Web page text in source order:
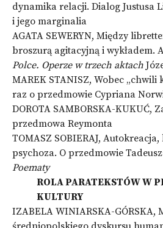
dynamika relacji. Dialog Justusa
i jego marginalia
AGATA SEWERYN, Między
broszurą agitacyjną i wykładem.
Polce. Operze w trzech aktach
MAREK STANISZ, Wobec „chwili
raz o przedmowie Cypriana
DOROTA SAMBORSKA-KUKUĆ,
przedmowa Reymonta
TOMASZ SOBIERAJ,
psychoza. O przedmowie
Poematy
ROLA PARATEKSTÓW W
KULTURY
IZABELA WINIARSKA-